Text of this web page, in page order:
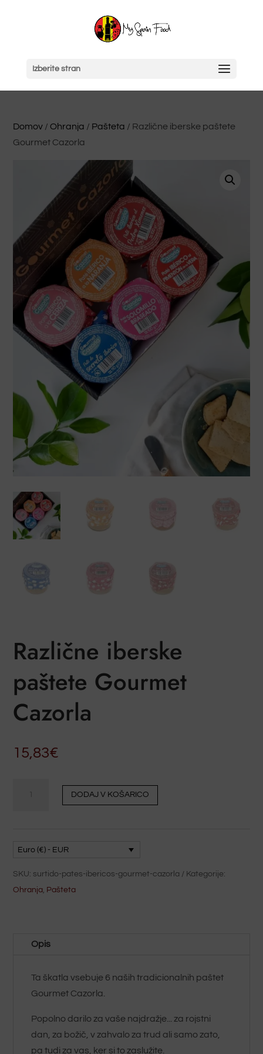
Izberite stran
Domov /Ohranja / Pašteta / Različne iberske paštete
Gourmet Cazorla
Različne iberske
paštete Gourmet
Cazorla
15,83€
Cazorla
DODAJ V KOŠARICO
Euro (€) - EUR
SKU: surtido-pates-ibericos-gourmet-cazorla
Kategorije:
Ohranja, Pašteta
Opis
Ta škatla vsebuje 6 naših tradicionalnih paštet
Gourmet Cazorla.
Popolno darilo za vaše najdražje... za rojstni
dan, za božič, v zahvalo za trud ali samo zato,
pa tudi za vas, ker si to zaslužite.